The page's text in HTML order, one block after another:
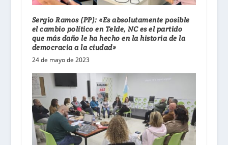
Sergio Ramos (PP): «Es absolutamente posible
el cambio político en Telde, NC es el partido
que más daño le ha hecho en la historia de la
democracia a la ciudad»
24 de mayo de 2023